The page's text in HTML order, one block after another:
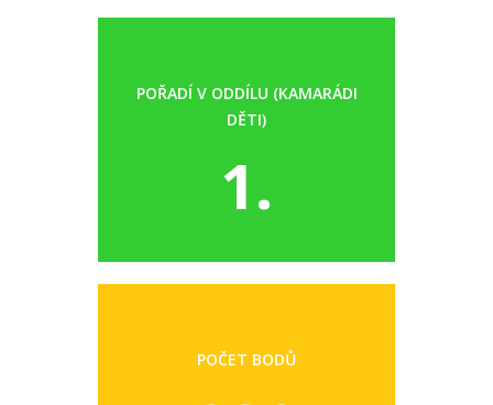
POŘADÍ V ODDÍLU (KAMARÁDI
DĚTI)
1.
POČET BODŮ